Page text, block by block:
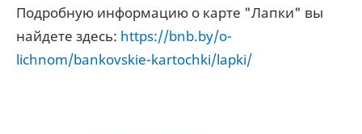
Подробную информацию о карте "Лапки" вы
найдете здесь: https://bnb.by/o-
lichnom/bankovskie-kartochki/lapki/